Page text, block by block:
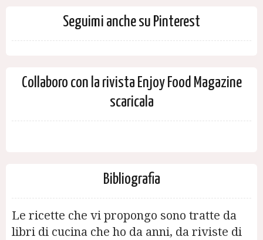
Seguimi anche su Pinterest
Collaboro con la rivista Enjoy Food Magazine
scaricala
Bibliografia
Le ricette che vi propongo sono tratte da
libri di cucina che ho da anni, da riviste di